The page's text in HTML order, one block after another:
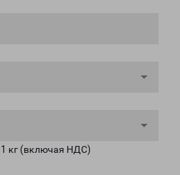
1 кг (включая НДС)